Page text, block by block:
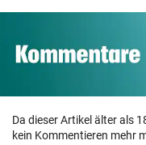
Da dieser Artikel älter als
kein Kommentieren mehr